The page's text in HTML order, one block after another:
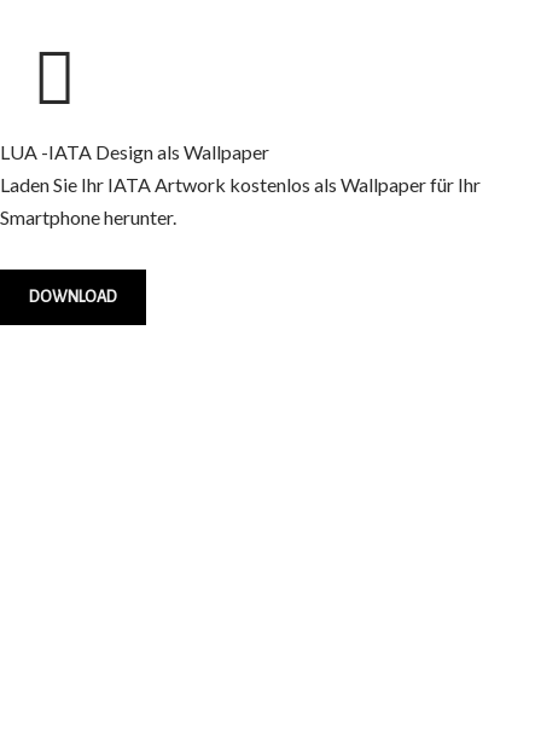
LUA -IATA Design als Wallpaper
Laden Sie Ihr IATA Artwork kostenlos als Wallpaper für Ihr
Smartphone herunter.
DOWNLOAD